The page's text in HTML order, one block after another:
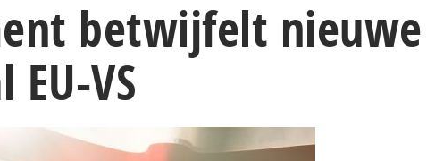
betwijfelt nieuwe
VS